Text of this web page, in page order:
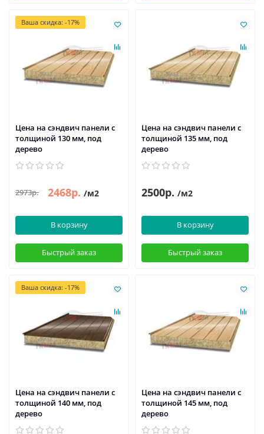
Ваша скидка: -17%
Цена на сэндвич панели с
толщиной 130 мм, под
дерево
2973р. 2468р. /м2
В корзину
Быстрый заказ
Цена на сэндвич панели с
толщиной 135 мм, под
дерево
2500р. /м2
В корзину
Быстрый заказ
Ваша скидка: -17%
Цена на сэндвич панели с
толщиной 140 мм, под
дерево
Цена на сэндвич панели с
толщиной 145 мм, под
дерево